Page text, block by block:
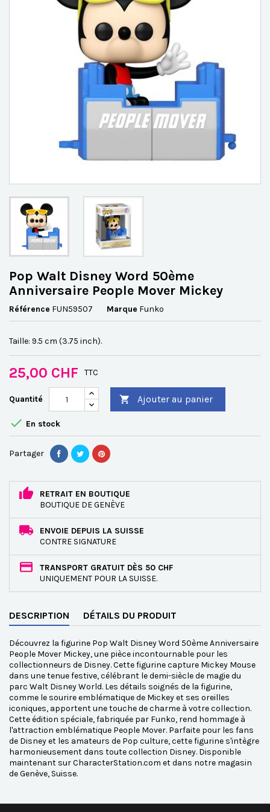
Pop Walt Disney Word 50ème
Anniversaire People Mover Mickey
Référence FUN59507 Marque Funko
Taille: 9.5 cm (3.75 inch).
25,00 CHF TTC
Quantité  Ajouter au panier
 En stock
Partager
RETRAIT EN BOUTIQUE
BOUTIQUE DE GENÈVE
ENVOIE DEPUIS LA SUISSE
CONTRE SIGNATURE
TRANSPORT GRATUIT DÈS 50 CHF
UNIQUEMENT POUR LA SUISSE.
DESCRIPTION DÉTAILS DU PRODUIT
Découvrez la figurine Pop Walt Disney Word 50ème Anniversaire
People Mover Mickey, une pièce incontournable pour les
collectionneurs de Disney. Cette figurine capture Mickey Mouse
dans une tenue festive, célébrant le demi-siècle de magie du
parc Walt Disney World. Les détails soignés de la figurine,
comme le sourire emblématique de Mickey et ses oreilles
iconiques, apportent une touche de charme à votre collection.
Cette édition spéciale, fabriquée par Funko, rend hommage à
l'attraction emblématique People Mover. Parfaite pour les fans
de Disney et les amateurs de Pop culture, cette figurine s'intègre
harmonieusement dans toute collection Disney. Disponible
maintenant sur CharacterStation.com et dans notre magasin
de Genève, Suisse.